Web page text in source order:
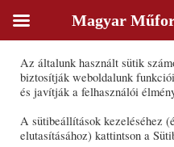
Sütik
Az általunk használt sütik
biztosítják weboldalunk
és javítják a felhasználói
A sütibeállítások kezeléséhez
elutasításához) kattintson a
Magyar